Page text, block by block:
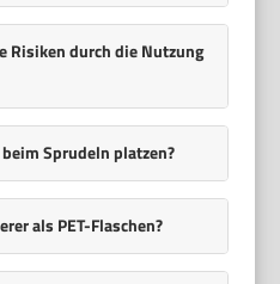
Risiken durch die Nutzung
Sprudeln platzen?
als PET-Flaschen?